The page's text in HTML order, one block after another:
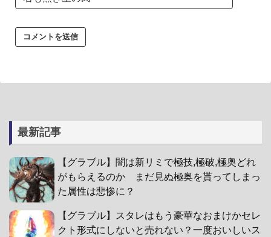
最新記事
【グラブル】闇は新リミで極技,極破,極奥どれ
がもらえるのか まだ見ぬ極奥を貰ってしまっ
た属性は悲惨に？
【グラブル】スタレはもう豪華なおまけかセレ
クト形式にしないと売れない？一度おいしいス